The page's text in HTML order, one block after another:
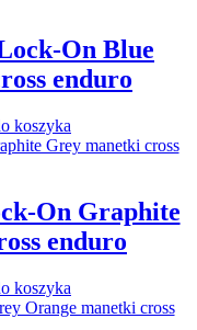
On Blue
enduro
koszyka
On Graphite
enduro
koszyka